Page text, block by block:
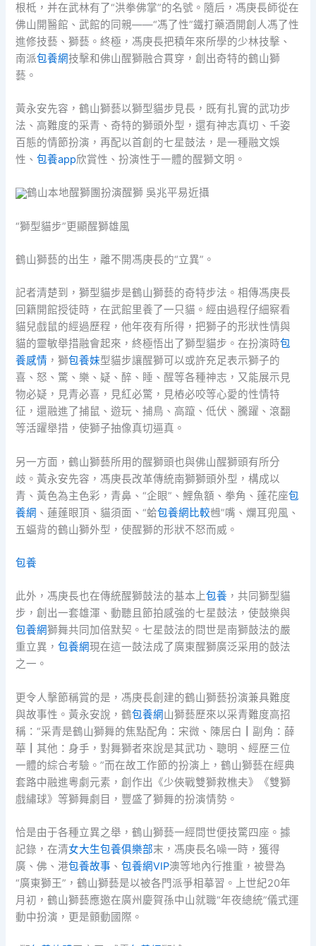
根柢，并在武林有了“洪拳佛掌”的名號。隨后，馮庚長師從在
佛山開醫館、武館的同親——“馮了性”鐵打藥酒開創人馮了性
進修技藝、獅藝。終極，馮庚長把積年來所學的少林技擊、
南派包養網技擊和佛山醒獅融合貫穿，創出奇特的鶴山獅
藝。
黃永安先容，鶴山獅藝以獅型貓步見長，既有扎實的武功步
法、高難度的采青、奇特的獅頭外型，還有神志真切、千姿
百態的情節扮演，再配以首創的七星鼓法，是一種融文娛
性、包養app欣賞性、扮演性于一體的醒獅文明。
鶴山本地醒獅團扮演醒獅 吳兆平易近攝
“獅型貓步”更顯醒獅雄風
鶴山獅藝的出生，離不開馮庚長的“立異”。
記者清楚到，獅型貓步是鶴山獅藝的奇特步法。相傳馮庚長
回籍開館授徒時，在武館里養了一只貓。經由過程仔細察看
貓兒戲鼠的經過歷程，他年夜有所得，把獅子的形狀性情與
貓的靈敏舉措融會起來，終極悟出了獅型貓步。在扮演時包
養感情 ，獅包養妹型貓步讓醒獅可以或許充足表示獅子的
喜、怒、驚、樂、疑、醉、睡、醒等各種神志，又能展示見
物必疑，見青必喜，見紅必驚，見樁必咬等心愛的性情特
征，還融進了捕鼠、遊玩、捕鳥、高躥、低伏、騰躍、滾翻
等活躍舉措，使獅子抽像真切逼真。
另一方面，鶴山獅藝所用的醒獅頭也與佛山醒獅頭有所分
歧。黃永安先容，馮庚長改革傳統南獅獅頭外型，構成以
青、黃色為主色彩，青鼻、“企眼”、鯉魚額、拳角、蓬花座包
養網 、蓮蓬眼頂、貓須面、“蛤包養網比較乸”嘴、爛耳兜風、
五蝠背的鶴山獅外型，使醒獅的形狀不怒而威。
包養
此外，馮庚長也在傳統醒獅鼓法的基本上包養 ，共同獅型貓
步，創出一套雄渾、動聽且節拍感強的七星鼓法，使鼓樂與
包養網獅舞共同加倍默契。七星鼓法的問世是南獅鼓法的嚴
重立異，包養網現在這一鼓法成了廣東醒獅廣泛采用的鼓法
之一。
更令人擊節稱賞的是，馮庚長創建的鶴山獅藝扮演兼具難度
與故事性。黃永安說，鶴包養網山獅藝歷來以采青難度高招
稱：“采青是鶴山獅舞的焦點配角：宋微、陳居白┃副角：薛
華┃其他：身手，對舞獅者來說是其武功、聰明、經歷三位
一體的綜合考驗。”而在故工作節的扮演上，鶴山獅藝在經典
套路中融進粵劇元素，創作出《少俠戰雙獅救樵夫》《雙獅
戲繡球》等獅舞劇目，豐盛了獅舞的扮演情勢。
恰是由于各種立異之舉，鶴山獅藝一經問世便技驚四座。據
記錄，在清女大生包養俱樂部末，馮庚長名噪一時，獲得
廣、佛、港包養故事 、包養網VIP澳等地內行推重，被譽為
“廣東獅王”，鶴山獅藝是以被各門派爭相摹習。上世紀20年
月初，鶴山獅藝應邀在廣州慶賀孫中山就職“年夜總統”儀式運
動中扮演，更是顫動國際。